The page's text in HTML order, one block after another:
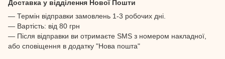
Доставка у відділення Нової Пошти
— Термін відправки замовлень 1-3 робочих дні.
— Вартість: від 80 грн
— Після відправки ви отримаєте SMS з номером накладної,
або сповіщення в додатку "Нова пошта"